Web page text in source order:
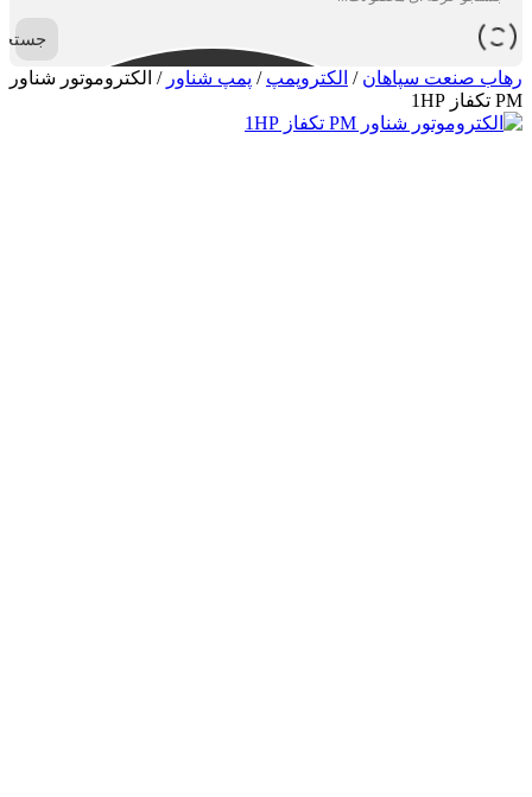
رهاب صنعت سپاهان / الکتروپمپ / پمپ شناور / الکتروموتور شناور
PM تکفاز 1HP